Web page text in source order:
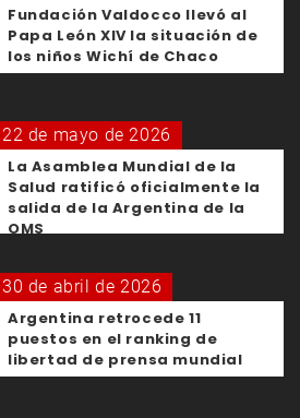
Fundación Valdocco llevó al
Papa León XIV la situación de
los niños Wichí de Chaco
22 de mayo de 2026
La Asamblea Mundial de la
Salud ratificó oficialmente la
salida de la Argentina de la
OMS
30 de abril de 2026
Argentina retrocede 11
puestos en el ranking de
libertad de prensa mundial